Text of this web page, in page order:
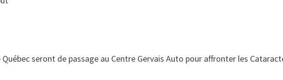
seront de passage au Centre Gervais Auto pour affronter les